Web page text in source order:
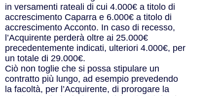
in versamenti rateali di cui 4.000€ a titolo di
accrescimento Caparra e 6.000€ a titolo di
accrescimento Acconto. In caso di recesso,
l’Acquirente perderà oltre ai 25.000€
precedentemente indicati, ulteriori 4.000€, per
un totale di 29.000€.
Ciò non toglie che si possa stipulare un
contratto più lungo, ad esempio prevedendo
la facoltà, per l’Acquirente, di prorogare la